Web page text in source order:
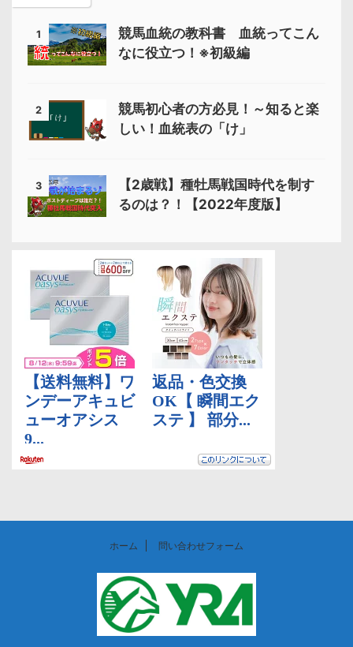
1
競馬血統の教科書 血統ってこん
なに役立つ！※初級編
2
競馬初心者の方必見！～知ると楽
しい！血統表の「け」
3
【2歳戦】種牡馬戦国時代を制す
るのは？！【2022年度版】
ホーム 問い合わせフォーム